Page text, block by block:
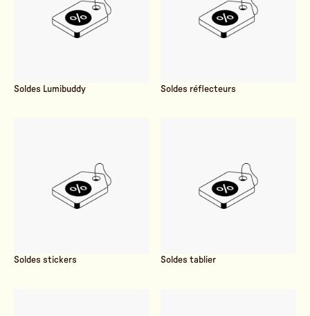
Soldes Lumibuddy Soldes réflecteurs
Soldes stickers Soldes tablier